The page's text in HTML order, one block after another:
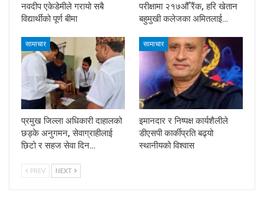
नवदीप एकेडेमीले गरायो सबै
विद्यार्थीको पूर्ण बीमा
परीक्षामा २१७औँ रैंक, हरि खेतान
बहुमुखी कलेजका अमितलाई…
सामाचार
प्रमुख जिल्ला अधिकारी दाहालको
छड्के अनुगमन, सेवाग्राहीलाई
छिटो र सहज सेवा दिन…
सामाचार
इमानदार र निष्पक्ष कार्यशैलीले
डीएसपी कार्कीप्रति बढ्यो
स्थानीयको विश्वास
PREV NEXT